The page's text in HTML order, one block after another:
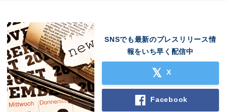
SNSでも最新のプレスリリース情
報をいち早く配信中
X
Facebook